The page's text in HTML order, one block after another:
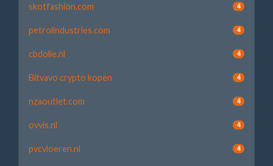
skotfashion.com 4
petrolindustries.com 4
cbdolie.nl 4
Bitvavo crypto kopen 4
nzaoutlet.com 4
ovvis.nl 4
pvcvloeren.nl 4